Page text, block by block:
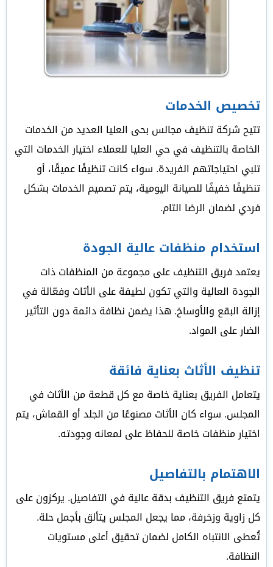
تخصيص الخدمات
تتيح شركة تنظيف مجالس بحى العليا العديد من الخدمات
الخاصة بالتنظيف في حي العليا للعملاء اختيار الخدمات التي
تلبي احتياجاتهم الفريدة. سواء كانت تنظيفًا عميقًا، أو
تنظيفًا خفيفًا للصيانة اليومية، يتم تصميم الخدمات بشكل
فردي لضمان الرضا التام.
استخدام منظفات عالية الجودة
يعتمد فريق التنظيف على مجموعة من المنظفات ذات
الجودة العالية والتي تكون لطيفة على الأثاث وفعّالة في
إزالة البقع والأوساخ. هذا يضمن نظافة دائمة دون التأثير
الضار على المواد.
تنظيف الأثاث بعناية فائقة
يتعامل الفريق بعناية خاصة مع كل قطعة من الأثاث في
المجلس. سواء كان الأثاث مصنوعًا من الجلد أو القماش، يتم
اختيار منظفات خاصة للحفاظ على لمعانه وجودته.
الاهتمام بالتفاصيل
يتمتع فريق التنظيف بدقة عالية في التفاصيل. يركزون على
كل زاوية وزخرفة، مما يجعل المجلس يتألق بأجمل حلة.
تُعطى الانتباه الكامل لضمان تحقيق أعلى مستويات
النظافة.